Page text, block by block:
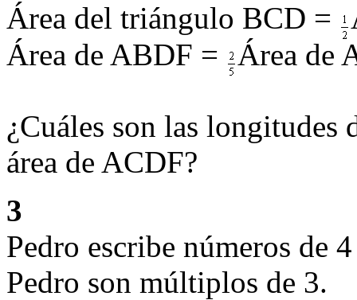
Área del triángulo BCD =
Área de ABDF =
Área de
¿Cuáles son las
área de ACDF?
3
Pedro escribe números de
Pedro son múltiplos de 3.